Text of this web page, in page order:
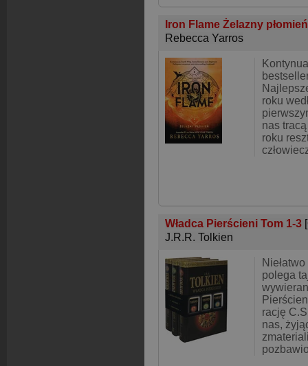
Iron Flame Żelazny
Rebecca Yarros
roku
nas
roku
Władca Pierścieni Tom 1-3
J.R.R. Tolkien
polega
rację
nas,